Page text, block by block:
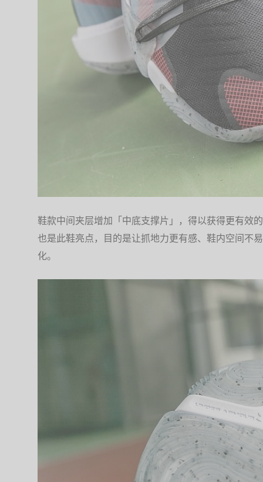
鞋款中间夹层增加「中底支撑片」，得以获得更有效
也是此鞋亮点，目的是让抓地力更有感、鞋内空间不
化。